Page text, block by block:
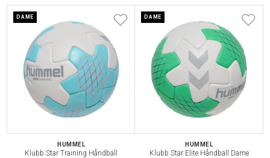
DAME
HUMMEL
Klubb Star Training Håndball
DAME
HUMMEL
Klubb Star Elite Håndball Dame